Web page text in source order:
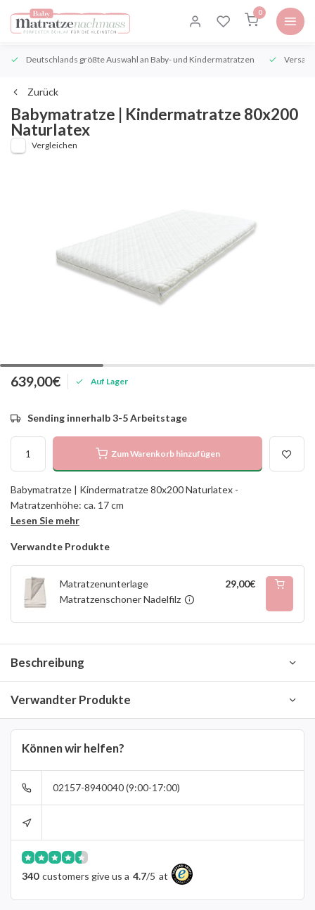
0
Deutschlands größte Auswahl an Baby- und Kindermatratzen
Zurück
Babymatratze | Kindermatratze 80x200
Naturlatex
Vergleichen
639,00€ Auf Lager
Sending innerhalb 3-5 Arbeitstage
Zum Warenkorb hinzufügen
Babymatratze | Kindermatratze 80x200 Naturlatex -
Matratzenhöhe: ca. 17 cm
Lesen Sie mehr
Verwandte Produkte
Matratzenunterlage
Matratzenschoner Nadelfilz
29,00€
Beschreibung
Verwandter Produkte
Können wir helfen?
02157-8940040 (9:00-17:00)
340 customers give us a 4.7/5 at